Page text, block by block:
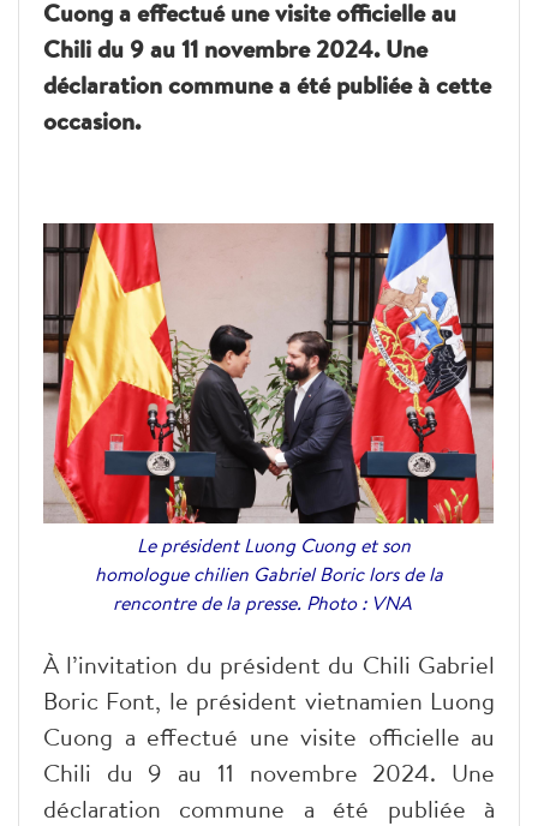
Cuong a effectué une visite officielle au
Chili du 9 au 11 novembre 2024. Une
déclaration commune a été publiée à cette
occasion.
Le président Luong Cuong et son
homologue chilien Gabriel Boric lors de la
rencontre de la presse. Photo : VNA
À l’invitation du président du Chili Gabriel
Boric Font, le président vietnamien Luong
Cuong a effectué une visite officielle au
Chili du 9 au 11 novembre 2024. Une
déclaration commune a été publiée à